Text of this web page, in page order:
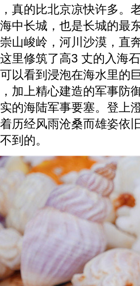
真的比北京凉快许多。
中长城，也是长城的最
山峻岭，河川沙漠，直
里修筑了高3 丈的入海
以看到浸泡在海水里的
加上精心建造的军事防
的海陆军事要塞。登上
历经风雨沧桑而雄姿依
到的。